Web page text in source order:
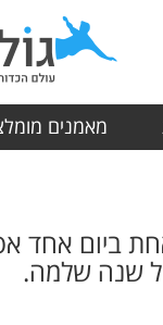
מאמנים
ביום אחד
שנה שלמה.